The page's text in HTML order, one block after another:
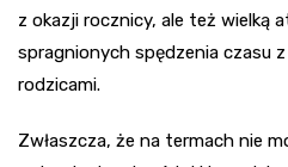
z okazji rocznicy, ale też wielką
spragnionych spędzenia czasu
rodzicami.
Zwłaszcza, że na termach nie